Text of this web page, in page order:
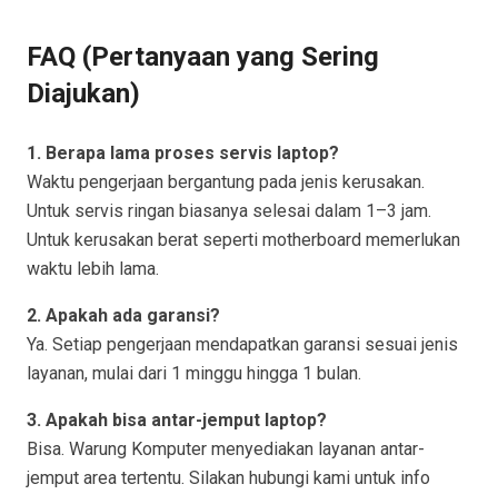
FAQ (Pertanyaan yang Sering
Diajukan)
1. Berapa lama proses servis laptop?
Waktu pengerjaan bergantung pada jenis kerusakan.
Untuk servis ringan biasanya selesai dalam 1–3 jam.
Untuk kerusakan berat seperti motherboard memerlukan
waktu lebih lama.
2. Apakah ada garansi?
Ya. Setiap pengerjaan mendapatkan garansi sesuai jenis
layanan, mulai dari 1 minggu hingga 1 bulan.
3. Apakah bisa antar-jemput laptop?
Bisa. Warung Komputer menyediakan layanan antar-
jemput area tertentu. Silakan hubungi kami untuk info